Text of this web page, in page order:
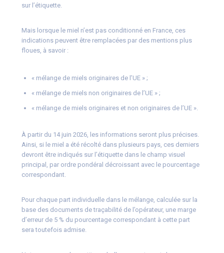
sur l’étiquette.
Mais lorsque le miel n’est pas conditionné en France, ces
indications peuvent être remplacées par des mentions plus
floues, à savoir :
« mélange de miels originaires de l’UE » ;
« mélange de miels non originaires de l’UE » ;
« mélange de miels originaires et non originaires de l’UE ».
À partir du 14 juin 2026, les informations seront plus précises.
Ainsi, si le miel a été récolté dans plusieurs pays, ces derniers
devront être indiqués sur l’étiquette dans le champ visuel
principal, par ordre pondéral décroissant avec le pourcentage
correspondant.
Pour chaque part individuelle dans le mélange, calculée sur la
base des documents de traçabilité de l’opérateur, une marge
d’erreur de 5 % du pourcentage correspondant à cette part
sera toutefois admise.